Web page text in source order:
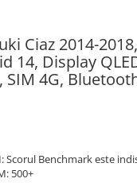
Ciaz 2014-
14, Display
4G,
Scorul Benchmark este
500+